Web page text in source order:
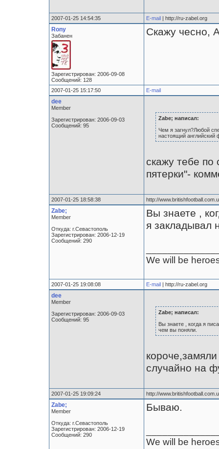
2007-01-25 14:54:35 E-mail | http://ru-zabel.org
Rony
Забанен
Зарегистрирован: 2006-09-08
Сообщений: 128
Скажу чесно,
2007-01-25 15:17:50 E-mail
dee
Member
Зарегистрирован: 2006-09-03
Сообщений: 95
Zabe; написал:
Чем я загнул?Любой
настоящий
скажу тебе по
пятерки"-
2007-01-25 18:58:38 http://
Zabe;
Member
Откуда: г.Севастополь
Зарегистрирован: 2006-12-19
Сообщений: 290
Вы знаете ,
я закладывал
We will be
2007-01-25 19:08:08 E-mail | http://ru-zabel.org
dee
Member
Зарегистрирован: 2006-09-03
Сообщений: 95
Zabe; написал:
Вы знаете , когда я
чем вы поняли.
случайно на
2007-01-25 19:09:24 http://
Zabe;
Member
Откуда: г.Севастополь
Зарегистрирован: 2006-12-19
Сообщений: 290
Бываю.
We will be